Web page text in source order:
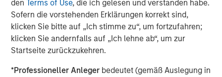
den Terms of Use, die ich gelesen und verstanden habe.
Sofern die vorstehenden Erklärungen korrekt sind,
klicken Sie bitte auf „Ich stimme zu“, um fortzufahren;
klicken Sie andernfalls auf „Ich lehne ab“, um zur
Startseite zurückzukehren.
*Professioneller Anleger bedeutet (gemäß Auslegung in
Mitterdorf/Wartberg in Styria, Austria where the Company
also operates a forgery where some of the steel
produced is forged. The Company’s biggest markets are
Italy, followed by Austria and Germany.